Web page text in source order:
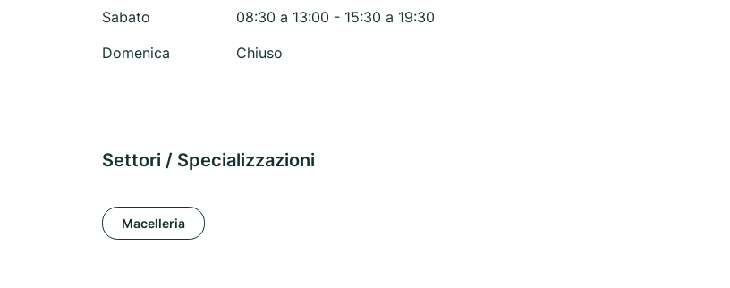
Sabato
08:30 a 13:00 - 15:30 a 19:30
Domenica
Chiuso
Settori / Specializzazioni
Macelleria